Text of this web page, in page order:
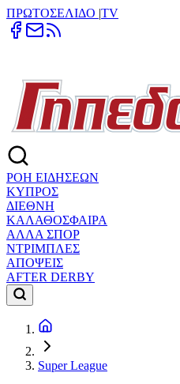
ΠΡΩΤΟΣΕΛΙΔΟ |TV
ΡΟΗ ΕΙΔΗΣΕΩΝ
ΚΥΠΡΟΣ
ΔΙΕΘΝΗ
ΚΑΛΑΘΟΣΦΑΙΡΑ
ΑΛΛΑ ΣΠΟΡ
ΝΤΡΙΜΠΛΕΣ
ΑΠΟΨΕΙΣ
AFTER DERBY
Super League